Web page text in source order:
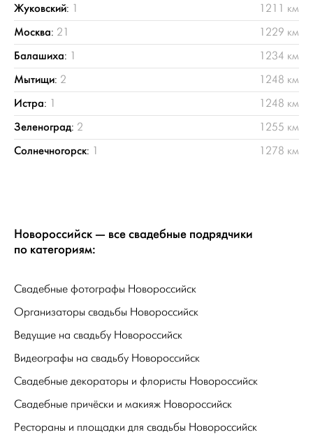
Жуковский: 1 1211 км
Москва: 21 1229 км
Балашиха: 1 1234 км
Мытищи: 2 1248 км
Истра: 1 1248 км
Зеленоград: 2 1255 км
Солнечногорск: 1 1278 км
Новороссийск — все свадебные подрядчики
по категориям:
Свадебные фотографы Новороссийск
Организаторы свадьбы Новороссийск
Ведущие на свадьбу Новороссийск
Видеографы на свадьбу Новороссийск
Свадебные декораторы и флористы Новороссийск
Свадебные причёски и макияж Новороссийск
Рестораны и площадки для свадьбы Новороссийск